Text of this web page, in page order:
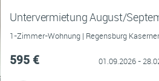
Untervermietung August/
1-Zimmer-Wohnung | Regensburg
595 € 01.09.2026 -